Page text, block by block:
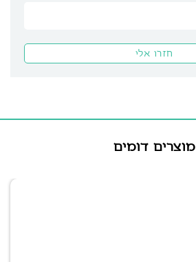
מוצרים דומים